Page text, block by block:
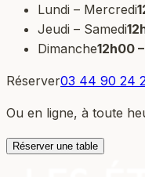
Lundi – Mercredi
Jeudi – Samedi
Dimanche12h00
Réserver03 44 90 24
Ou en ligne, à toute
Réserver une table